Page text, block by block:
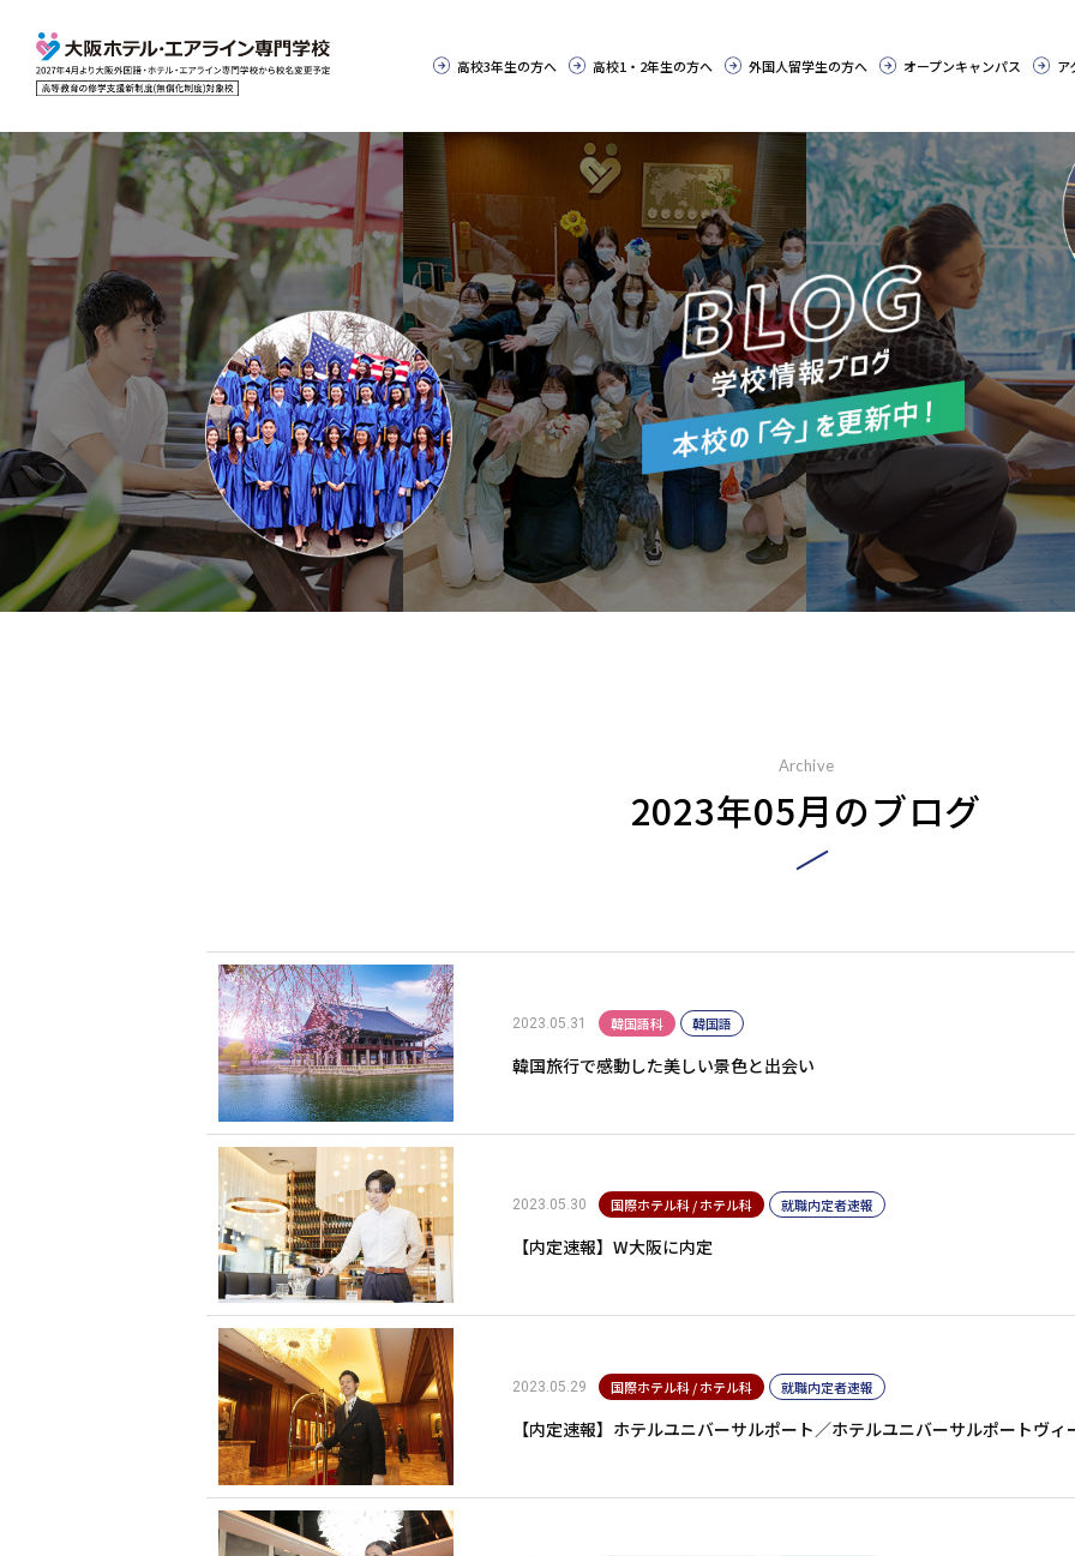
高校3年生の方へ 高校1・2年生の方へ 外国人留学生の方へ オープンキャンパス ア
Archive
2023年05月のブログ
2023.05.31 韓国語科 韓国語
韓国旅行で感動した美しい景色と出会い
2023.05.30 国際ホテル科 / ホテル科 就職内定者速報
【内定速報】W大阪に内定
2023.05.29 国際ホテル科 / ホテル科 就職内定者速報
【内定速報】ホテルユニバーサルポート／ホテルユニバーサルポートヴィ